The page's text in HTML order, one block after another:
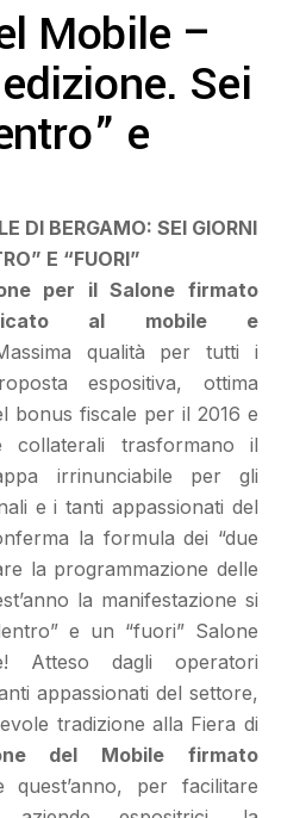
Mobile –
Sei
e
DI BERGAMO: SEI GIORNI
E “FUORI”
per il Salone firmato
al mobile e
qualità per tutti i
espositiva, ottima
bonus fiscale per il 2016 e
collaterali trasformano il
irrinunciabile per gli
e i tanti appassionati del
la formula dei “due
la programmazione delle
la manifestazione si
e un “fuori” Salone
Atteso dagli operatori
appassionati del settore,
tradizione alla Fiera di
del Mobile firmato
quest’anno, per facilitare